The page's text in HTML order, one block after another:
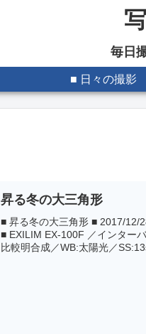
毎日
■ 日々の撮影
昇る冬の大三角形
■ 昇る冬の大三角形 ■ 2017/12/
■ EXILIM EX-100F ／インター
比較明合成／WB:太陽光／